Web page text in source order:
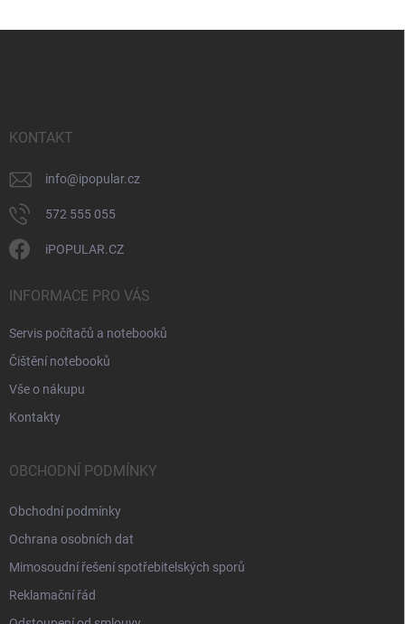
KONTAKT
info@ipopular.cz
572 555 055
iPOPULAR.CZ
INFORMACE PRO VÁS
Servis počítačů a notebooků
Čištění notebooků
Vše o nákupu
Kontakty
OBCHODNÍ PODMÍNKY
Obchodní podmínky
Ochrana osobních dat
Mimosoudní řešení spotřebitelských sporů
Reklamační řád